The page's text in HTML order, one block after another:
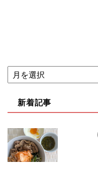
新着記事